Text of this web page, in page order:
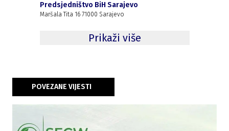
Predsjedništvo BiH Sarajevo
Maršala Tita 16 71000 Sarajevo
Prikaži više
POVEZANE VIJESTI